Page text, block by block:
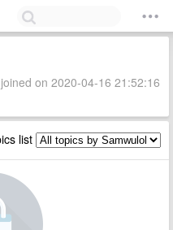
on 2020-04-16 21:52:16
list